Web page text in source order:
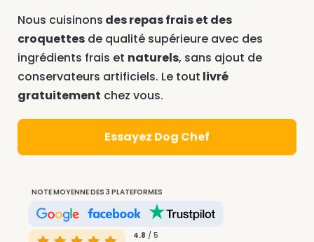
Nous cuisinons des repas frais et des
croquettes de qualité supérieure avec des
ingrédients frais et naturels, sans ajout de
conservateurs artificiels. Le tout livré
gratuitement chez vous.
Essayez Dog Chef
NOTE MOYENNE DES 3 PLATEFORMES
4.8 / 5